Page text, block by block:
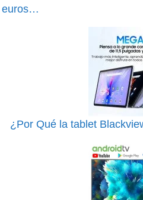
euros…
¿Por Qué la tablet